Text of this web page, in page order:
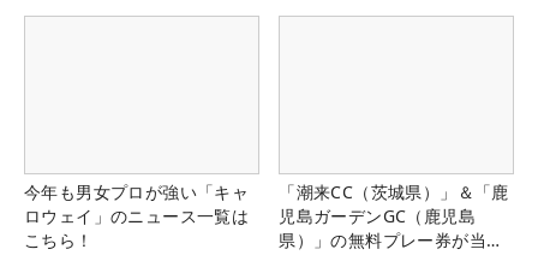
今年も男女プロが強い「キャ
ロウェイ」のニュース一覧は
こちら！
「潮来CC（茨城県）」＆「鹿
児島ガーデンGC（鹿児島
県）」の無料プレー券が当た